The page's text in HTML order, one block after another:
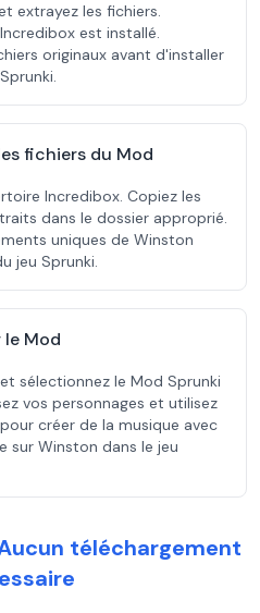
extrayez les fichiers.
est installé.
originaux avant d'installer
fichiers du Mod
Incredibox. Copiez les
dans le dossier approprié.
uniques de Winston
jeu Sprunki.
Mod
sélectionnez le Mod Sprunki
vos personnages et utilisez
créer de la musique avec
sur Winston dans le jeu
téléchargement